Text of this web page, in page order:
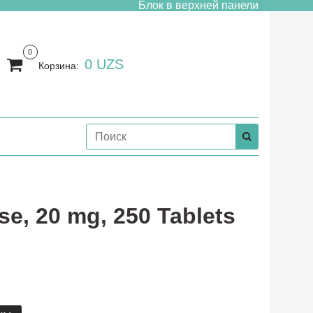
Блок в верхней панели
0
Корзина: 0 UZS
20 mg, 250 Tablets